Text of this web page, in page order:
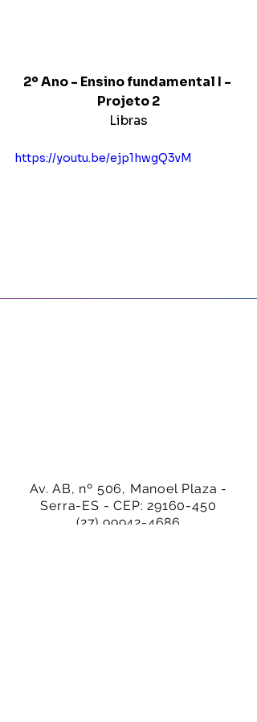
2º Ano - Ensino fundamental I -
Projeto 2
Libras
https://youtu.be/ejp1hwgQ3vM
Av. AB, nº 506, Manoel Plaza -
Serra-ES - CEP: 29160-450
(27) 99942-4686